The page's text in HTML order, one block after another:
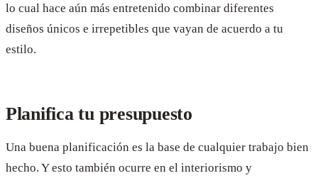
lo cual hace aún más entretenido combinar diferentes
diseños únicos e irrepetibles que vayan de acuerdo a tu
estilo.
Planifica tu presupuesto
Una buena planificación es la base de cualquier trabajo bien
hecho. Y esto también ocurre en el interiorismo y